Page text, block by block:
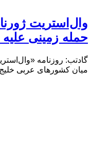
ژورنال:
زمینی علیه
روزنامه «وال‌استریت
کشورهای عربی خلیج